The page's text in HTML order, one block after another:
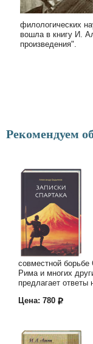
филологических
вошла в книгу И.
произведения".
Рекомендуем
совместной борьбе
Рима и многих
предлагает ответы
Цена: 780